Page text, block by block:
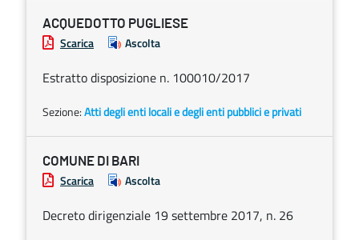
ACQUEDOTTO PUGLIESE
Scarica Ascolta
Estratto disposizione n. 100010/2017
Sezione:Atti degli enti locali e degli enti pubblici e privati
COMUNE DI BARI
Scarica Ascolta
Decreto dirigenziale 19 settembre 2017, n. 26